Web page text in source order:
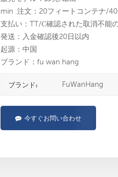
min .注文：20フィートコンテナ/
支払い：TT/С確認された取消不能
発送：入金確認後20日以内
起源：中国
ブランド：fu wan hang
ブランド: FuWanHang
今すぐお問い合わせ